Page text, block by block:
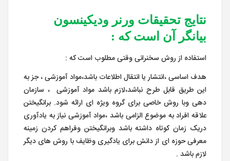
نتایج تحقیقات ورنر ودیکینسون
بیانگر آن است که :
استفاده از روش سخنرانی وقتی مطلوب است که :
هدف اساسی ،انتشار یا انتقال اطلاعات باشد،مواد آموزشی ، جز به
این طریق قابل طرح نباشد،لازم باشد مواد آموزشی ، سازمان
دهی وبا روش خاصی برای گروه ویژه ای ارائه شود. برانگیختن
علاقه افراد به موضوع الزامی باشد ،مواد آموزشی نیاز به یادآوری
دریک زمان کوتاه داشته باشد وبرانگیختن وفراهم کردن زمینه
معرفی حوزه ای از دانش برای یادگیری وظایف با روش های دیگر
لازم باشد .